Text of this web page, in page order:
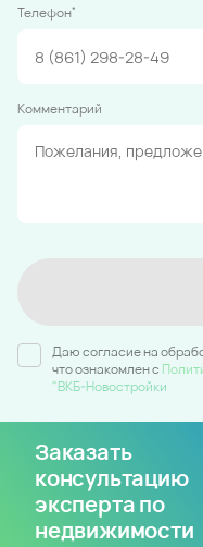
Телефон*
Комментарий
Даю согласие на
что ознакомлен c
"ВКБ-Новостройки
Заказать
консультацию
эксперта по
недвижимости